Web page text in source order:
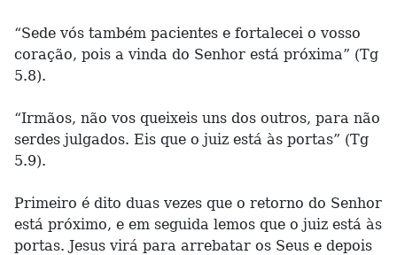
“Sede vós também pacientes e fortalecei o vosso
coração, pois a vinda do Senhor está próxima” (Tg
5.8).
“Irmãos, não vos queixeis uns dos outros, para não
serdes julgados. Eis que o juiz está às portas” (Tg
5.9).
Primeiro é dito duas vezes que o retorno do Senhor
está próximo, e em seguida lemos que o juiz está às
portas. Jesus virá para arrebatar os Seus e depois